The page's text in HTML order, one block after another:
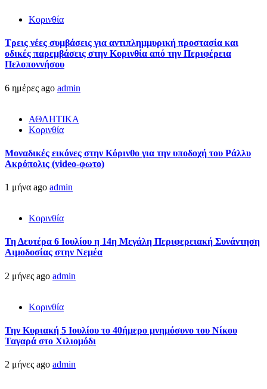
Κορινθία
Τρεις νέες συμβάσεις για αντιπλημμυρική προστασία και
οδικές παρεμβάσεις στην Κορινθία από την Περιφέρεια
Πελοποννήσου
6 ημέρες ago admin
ΑΘΛΗΤΙΚΑ
Κορινθία
Μοναδικές εικόνες στην Κόρινθο για την υποδοχή του Ράλλυ
Ακρόπολις (video-φωτο)
1 μήνα ago admin
Κορινθία
Τη Δευτέρα 6 Ιουλίου η 14η Μεγάλη Περιφερειακή Συνάντηση
Αιμοδοσίας στην Νεμέα
2 μήνες ago admin
Κορινθία
Την Κυριακή 5 Ιουλίου το 40ήμερο μνημόσυνο του Νίκου
Ταγαρά στο Χιλιομόδι
2 μήνες ago admin